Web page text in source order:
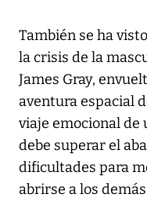
También se ha
la crisis de la
James Gray,
aventura espacial
viaje emocional de
debe superar el
dificultades para
abrirse a los